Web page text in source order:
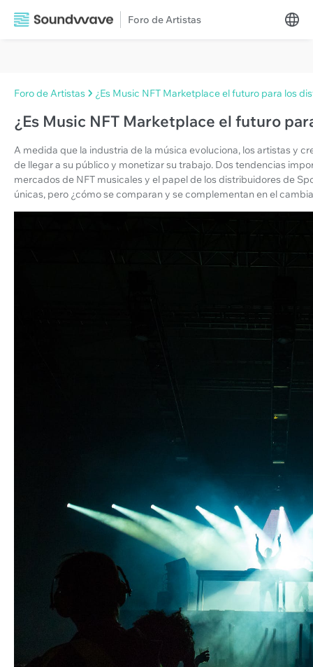
Foro de Artistas
Foro de Artistas ¿Es Music NFT Marketplace el futuro para los
¿Es Music NFT Marketplace el futuro
A medida que la industria de la música evoluciona, los artistas y
de llegar a su público y monetizar su trabajo. Dos tendencias
mercados de NFT musicales y el papel de los distribuidores de
únicas, pero ¿cómo se comparan y se complementan en el